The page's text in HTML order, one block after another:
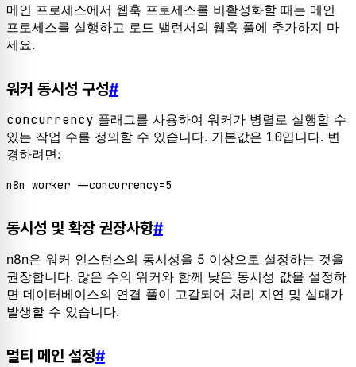
메인 프로세스에서 웹훅 프로세스를 비활성화할 때는 메인
프로세스를 실행하고 로드 밸런서의 웹훅 풀에 추가하지 마
세요.
워커 동시성 구성#
concurrency 플래그를 사용하여 워커가 병렬로 실행할 수
있는 작업 수를 정의할 수 있습니다. 기본값은 10입니다. 변
경하려면:
동시성 및 확장 권장사항#
n8n은 워커 인스턴스의 동시성을 5 이상으로 설정하는 것을
권장합니다. 많은 수의 워커와 함께 낮은 동시성 값을 설정하
면 데이터베이스의 연결 풀이 고갈되어 처리 지연 및 실패가
발생할 수 있습니다.
멀티 메인 설정#